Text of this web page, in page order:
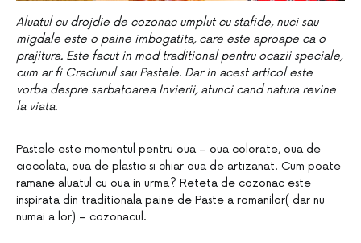
Aluatul cu drojdie de cozonac umplut cu stafide, nuci sau
migdale este o paine imbogatita, care este aproape ca o
prajitura. Este facut in mod traditional pentru ocazii speciale,
cum ar fi Craciunul sau Pastele. Dar in acest articol este
vorba despre sarbatoarea Invierii, atunci cand natura revine
la viata.
Pastele este momentul pentru oua – oua colorate, oua de
ciocolata, oua de plastic si chiar oua de artizanat. Cum poate
ramane aluatul cu oua in urma? Reteta de cozonac este
inspirata din traditionala paine de Paste a romanilor( dar nu
numai a lor) – cozonacul.